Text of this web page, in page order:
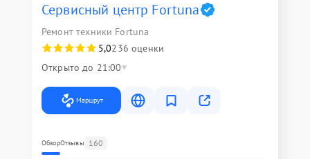
Сервисный центр Fortuna
Ремонт техники Fortuna
5,0236 оценки
Открыто до 21:00
Маршрут
ОбзорОтзывы 160